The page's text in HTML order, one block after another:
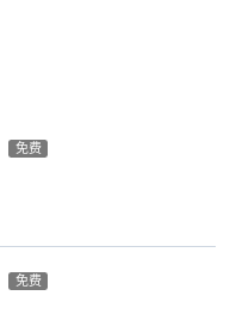
免费
免费